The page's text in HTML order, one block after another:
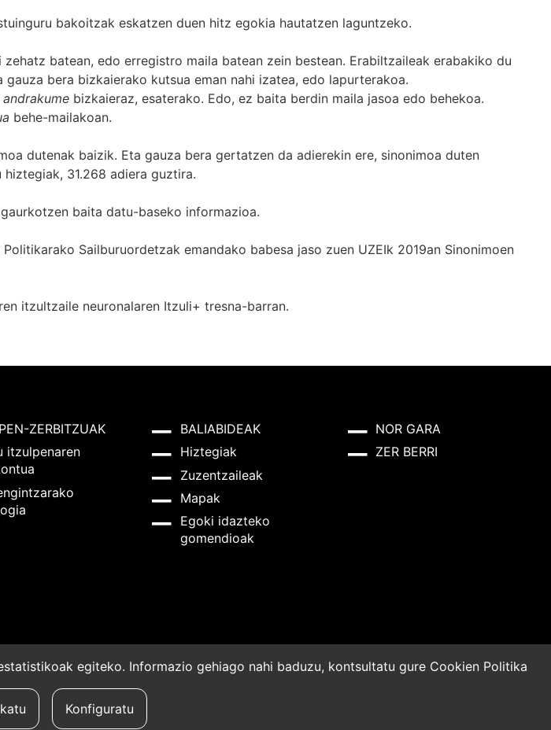
bakoitzak eskatzen duen hitz egokia hautatzen laguntzeko.
batean, edo erregistro maila batean zein bestean. Erabiltzaileak erabakiko du
bera bizkaierako kutsua eman nahi izatea, edo lapurterakoa.
andrakume bizkaieraz, esaterako. Edo, ez baita berdin maila jasoa edo behekoa.
behe-mailakoan.
dutenak baizik. Eta gauza bera gertatzen da adierekin ere, sinonimoa duten
31.268 adiera guztira.
baita datu-baseko informazioa.
Sailburuordetzak emandako babesa jaso zuen UZEIk 2019an Sinonimoen
itzultzaile neuronalaren Itzuli+ tresna-barran.
ZERBITZUAK
itzulpenaren
BALIABIDEAK
Hiztegiak
Zuzentzaileak
Mapak
Egoki idazteko
gomendioak
NOR GARA
ZER BERRI
egiteko. Informazio gehiago nahi baduzu, kontsultatu gure Cookien Politika
Konfiguratu